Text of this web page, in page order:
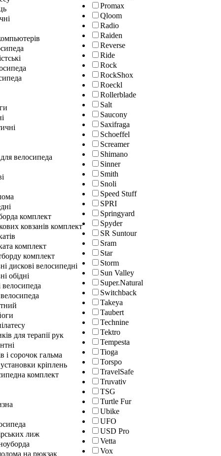
Promax
Qloom
Radio
Raiden
Reverse
Ride
Rock
RockShox
Roeckl
Rollerblade
Salt
Saucony
Saxifraga
Schoeffel
Screamer
Shimano
Sinner
Smith
Snoli
Speed Stuff
SPRI
Springyard
Spyder
SR Suntour
Sram
Star
Storm
Sun Valley
Super.Natural
Switchback
Takeya
Taubert
Technine
Tektro
Tempesta
Tioga
Torspo
TravelSafe
Truvativ
TSG
Turtle Fur
Ubike
UFO
USD Pro
Vetta
Vox
велосипеда
комплект
ковзанів комплект
комплект
комплект
дискові велосипедні
обідні
велосипеда
для терапії рук
і сорочок гальма
кріплень
комплект
лиж
на рюкзак